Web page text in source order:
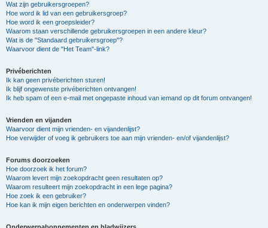
Wat zijn gebruikersgroepen?
Hoe word ik lid van een gebruikersgroep?
Hoe word ik een groepsleider?
Waarom staan verschillende gebruikersgroepen in een andere kleur?
Wat is de "Standaard gebruikersgroep"?
Waarvoor dient de "Het Team"-link?
Privéberichten
Ik kan geen privéberichten sturen!
Ik blijf ongewenste privéberichten ontvangen!
Ik heb spam of een e-mail met ongepaste inhoud van iemand op dit forum ontvangen!
Vrienden en vijanden
Waarvoor dient mijn vrienden- en vijandenlijst?
Hoe verwijder of voeg ik gebruikers toe aan mijn vrienden- en/of vijandenlijst?
Forums doorzoeken
Hoe doorzoek ik het forum?
Waarom levert mijn zoekopdracht geen resultaten op?
Waarom resulteert mijn zoekopdracht in een lege pagina?
Hoe zoek ik een gebruiker?
Hoe kan ik mijn eigen berichten en onderwerpen vinden?